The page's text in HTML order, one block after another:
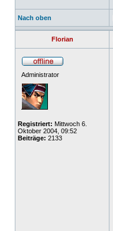
Nach oben
Florian
Administrator
Registriert: Mittwoch 6.
Oktober 2004, 09:52
Beiträge: 2133